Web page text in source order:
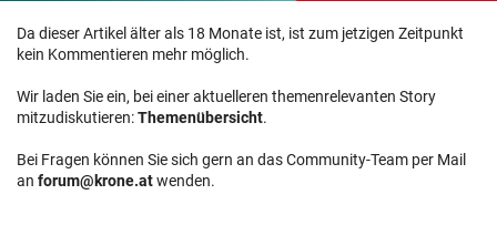
Da dieser Artikel älter als 18 Monate ist, ist zum jetzigen Zeitpunkt
kein Kommentieren mehr möglich.
Wir laden Sie ein, bei einer aktuelleren themenrelevanten Story
mitzudiskutieren:Themenübersicht.
Bei Fragen können Sie sich gern an das Community-Team per Mail
an forum@krone.atwenden.